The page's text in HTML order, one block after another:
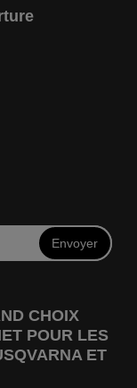
Envoyer
CHOIX
POUR LES
ET